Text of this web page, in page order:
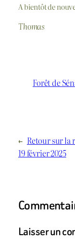
A bientôt de
Thomas
Forêt de
← Retour sur la
19 février 2025
Laisser un